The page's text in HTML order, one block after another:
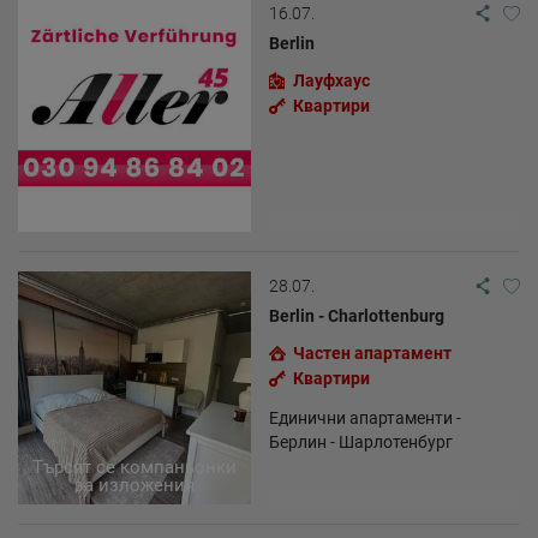
Visitor source (Facebook, search engine, or referring website)
Which files were downloaded?
Which videos were watched?
Were any advertising banners clicked?
Where did the visitor go? Did he click on other pages of the
portal or did he leave it completely?
How long did the visitor stay?
Place of processing:
European Union & USA
16.07.
Berlin
Лауфхаус
Квартири
Търсят се компаньонки
за изложения
28.07.
Berlin - Charlottenburg
Частен апартамент
Квартири
Единични апартаменти -
Берлин - Шарлотенбург